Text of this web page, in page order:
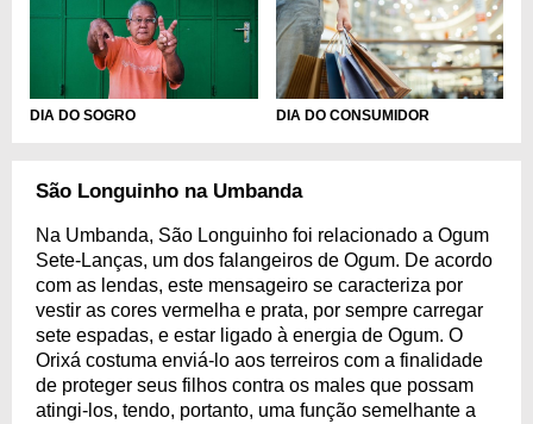
DIA DO SOGRO DIA DO CONSUMIDOR
São Longuinho na Umbanda
Na Umbanda, São Longuinho foi relacionado a Ogum
Sete-Lanças, um dos falangeiros de Ogum. De acordo
com as lendas, este mensageiro se caracteriza por
vestir as cores vermelha e prata, por sempre carregar
sete espadas, e estar ligado à energia de Ogum. O
Orixá costuma enviá-lo aos terreiros com a finalidade
de proteger seus filhos contra os males que possam
atingi-los, tendo, portanto, uma função semelhante a